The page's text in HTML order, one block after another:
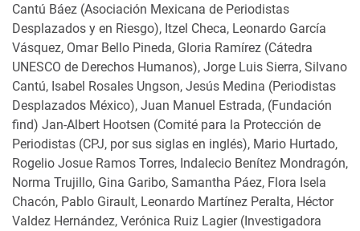
Cantú Báez (Asociación Mexicana de Periodistas
Desplazados y en Riesgo), Itzel Checa, Leonardo García
Vásquez, Omar Bello Pineda, Gloria Ramírez (Cátedra
UNESCO de Derechos Humanos), Jorge Luis Sierra, Silvano
Cantú, Isabel Rosales Ungson, Jesús Medina (Periodistas
Desplazados México), Juan Manuel Estrada, (Fundación
find) Jan-Albert Hootsen (Comité para la Protección de
Periodistas (CPJ, por sus siglas en inglés), Mario Hurtado,
Rogelio Josue Ramos Torres, Indalecio Benítez Mondragón,
Norma Trujillo, Gina Garibo, Samantha Páez, Flora Isela
Chacón, Pablo Girault, Leonardo Martínez Peralta, Héctor
Valdez Hernández, Verónica Ruiz Lagier (Investigadora